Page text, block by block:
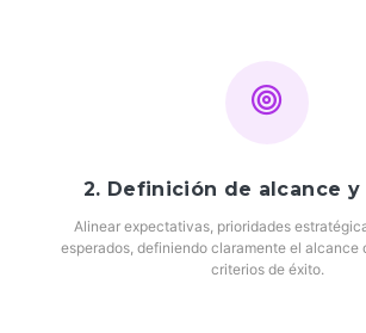
2. Definición de alcance
Alinear expectativas, prioridades
esperados, definiendo claramente el alcance
criterios de éxito.